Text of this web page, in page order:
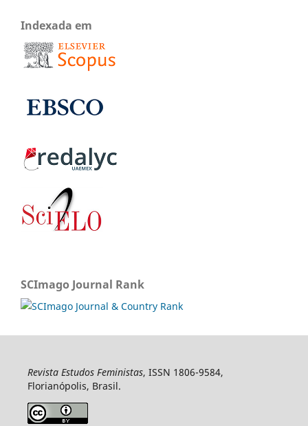
Indexada em
SCImago Journal Rank
Revista Estudos Feministas, ISSN 1806-9584,
Florianópolis, Brasil.